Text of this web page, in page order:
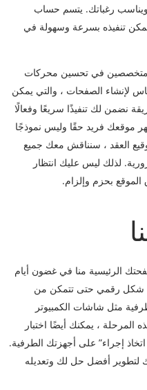
رغباتك. يتسم حساب
ويمكن تنفيذه بسرعة وسهولة في
في تحسين محركات
لإنشاء الصفحات ، والتي يمكن
نضمن لك تنفيذًا سريعًا وفعالًا
موقعك فريد حقًا وليس نموذجًا
العقد ، سنناقش معك جميع
لذلك ليس عليك انتظار
بحزم وإلزام.
الرئيسية منا في غضون أيام
شكل رقمي حتى تتمكن من
مثل شاشات الكمبيوتر
المرحلة ، يمكنك أيضًا اختبار
إجراء” على أجهزتك الطرفية.
لتطوير أفضل حل لك وتعديله